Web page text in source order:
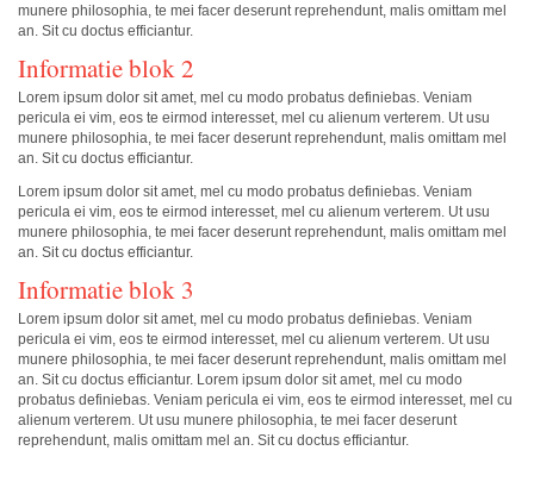
munere philosophia, te mei facer deserunt reprehendunt, malis omittam mel
an. Sit cu doctus efficiantur.
Informatie blok 2
Lorem ipsum dolor sit amet, mel cu modo probatus definiebas. Veniam
pericula ei vim, eos te eirmod interesset, mel cu alienum verterem. Ut usu
munere philosophia, te mei facer deserunt reprehendunt, malis omittam mel
an. Sit cu doctus efficiantur.
Lorem ipsum dolor sit amet, mel cu modo probatus definiebas. Veniam
pericula ei vim, eos te eirmod interesset, mel cu alienum verterem. Ut usu
munere philosophia, te mei facer deserunt reprehendunt, malis omittam mel
an. Sit cu doctus efficiantur.
Informatie blok 3
Lorem ipsum dolor sit amet, mel cu modo probatus definiebas. Veniam
pericula ei vim, eos te eirmod interesset, mel cu alienum verterem. Ut usu
munere philosophia, te mei facer deserunt reprehendunt, malis omittam mel
an. Sit cu doctus efficiantur. Lorem ipsum dolor sit amet, mel cu modo
probatus definiebas. Veniam pericula ei vim, eos te eirmod interesset, mel cu
alienum verterem. Ut usu munere philosophia, te mei facer deserunt
reprehendunt, malis omittam mel an. Sit cu doctus efficiantur.